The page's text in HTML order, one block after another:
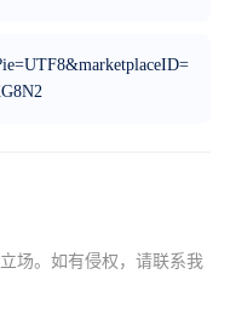
场。如有侵权，请联系我